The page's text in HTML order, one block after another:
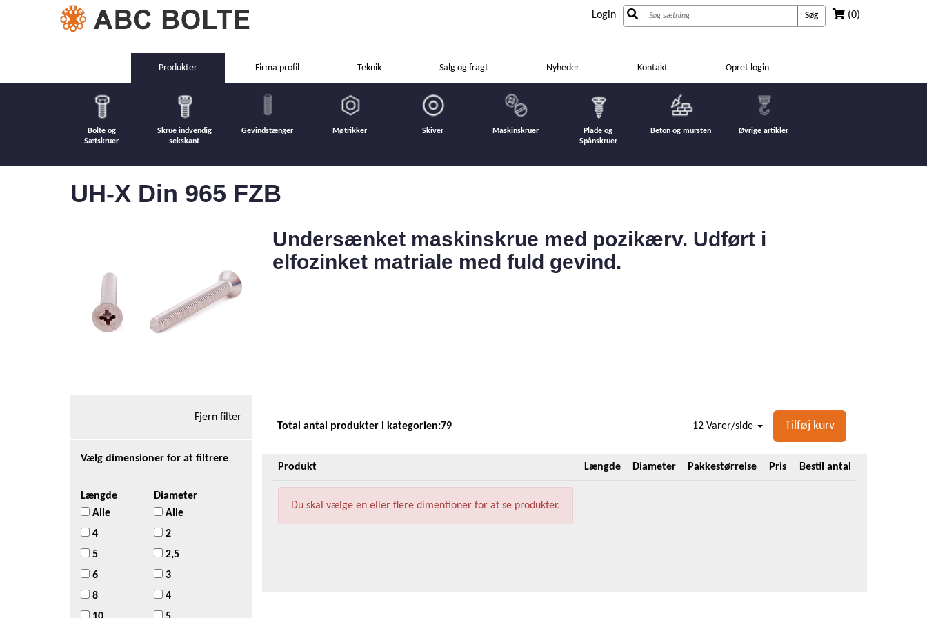
(0)
Søg
Login
Produkter Firma profil Teknik Salg og fragt Nyheder Kontakt Opret login
Bolte og
Sætskruer
Skrue indvendig
sekskant
Gevindstænger Møtrikker Skiver Maskinskruer
Plade og
Spånskruer
Beton og mursten Øvrige artikler
UH-X Din 965 FZB
Undersænket maskinskrue med pozikærv. Udført i
elfozinket matriale med fuld gevind.
Total antal produkter i kategorien:79 12 Varer/side Tilføj kurv
Fjern filter
Vælg dimensioner for at filtrere
Længde
Diameter
Alle
Alle
4
2
5
2,5
6
3
8
4
Produkt Længde Diameter Pakkestørrelse Pris Bestil antal
Du skal vælge en eller flere dimentioner for at se produkter.